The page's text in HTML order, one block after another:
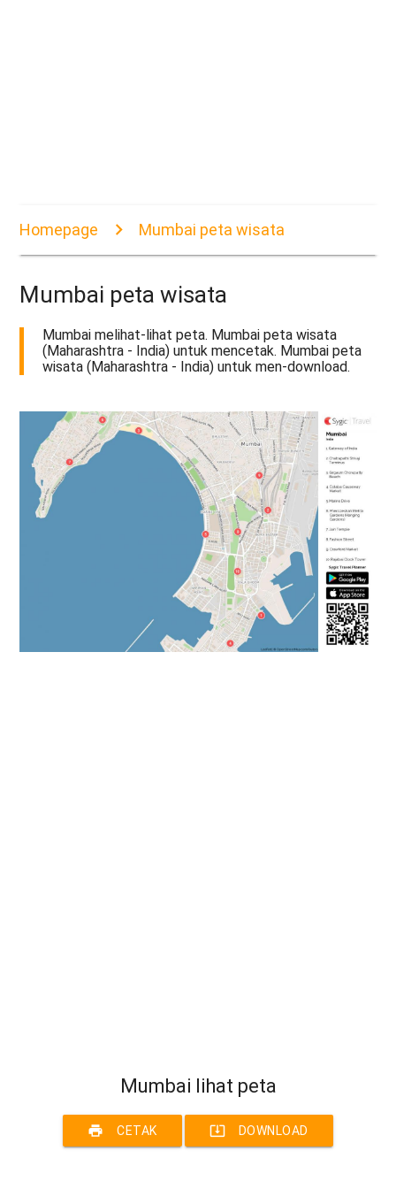
Homepage Mumbai peta wisata
Mumbai peta wisata
Mumbai melihat-lihat peta. Mumbai peta wisata
(Maharashtra - India) untuk mencetak. Mumbai peta
wisata (Maharashtra - India) untuk men-download.
Mumbai lihat peta
print CETAK system_update_alt DOWNLOAD